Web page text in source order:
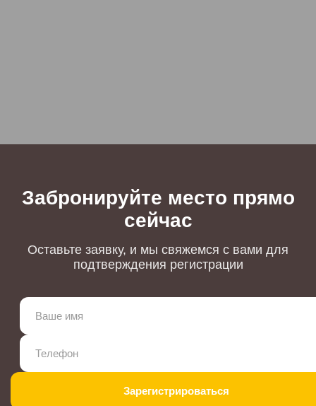
Забронируйте место прямо
сейчас
Оставьте заявку, и мы свяжемся с вами для
подтверждения регистрации
Зарегистрироваться